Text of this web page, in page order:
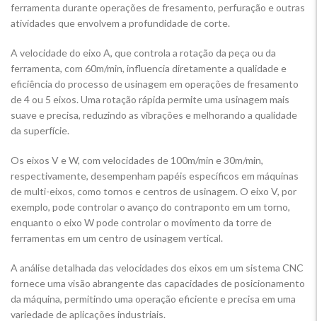
ferramenta durante operações de fresamento, perfuração e outras
atividades que envolvem a profundidade de corte.
A velocidade do eixo A, que controla a rotação da peça ou da
ferramenta, com 60m/min, influencia diretamente a qualidade e
eficiência do processo de usinagem em operações de fresamento
de 4 ou 5 eixos. Uma rotação rápida permite uma usinagem mais
suave e precisa, reduzindo as vibrações e melhorando a qualidade
da superfície.
Os eixos V e W, com velocidades de 100m/min e 30m/min,
respectivamente, desempenham papéis específicos em máquinas
de multi-eixos, como tornos e centros de usinagem. O eixo V, por
exemplo, pode controlar o avanço do contraponto em um torno,
enquanto o eixo W pode controlar o movimento da torre de
ferramentas em um centro de usinagem vertical.
A análise detalhada das velocidades dos eixos em um sistema CNC
fornece uma visão abrangente das capacidades de posicionamento
da máquina, permitindo uma operação eficiente e precisa em uma
variedade de aplicações industriais.